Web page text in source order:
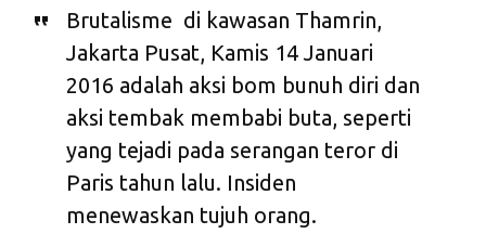
Brutalisme di kawasan Thamrin,
Jakarta Pusat, Kamis 14 Januari
2016 adalah aksi bom bunuh diri dan
aksi tembak membabi buta, seperti
yang tejadi pada serangan teror di
Paris tahun lalu. Insiden
menewaskan tujuh orang.